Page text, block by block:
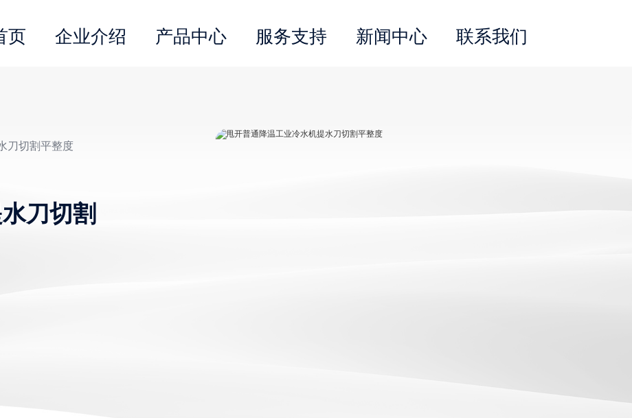
页 企业介绍 产品中心 服务支持 新闻中心 联系我们
刀切割平整度
刀切割